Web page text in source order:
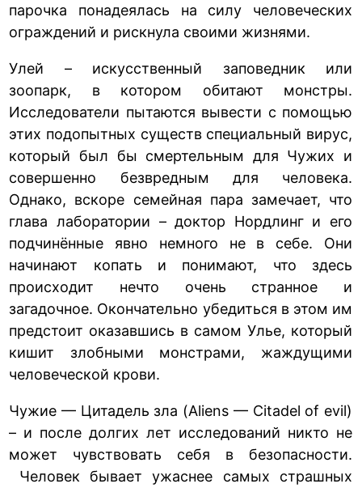
парочка понадеялась на силу человеческих
ограждений и рискнула своими жизнями.
Улей – искусственный заповедник или
зоопарк, в котором обитают монстры.
Исследователи пытаются вывести с помощью
этих подопытных существ специальный вирус,
который был бы смертельным для Чужих и
совершенно безвредным для человека.
Однако, вскоре семейная пара замечает, что
глава лаборатории – доктор Нордлинг и его
подчинённые явно немного не в себе. Они
начинают копать и понимают, что здесь
происходит нечто очень странное и
загадочное. Окончательно убедиться в этом им
предстоит оказавшись в самом Улье, который
кишит злобными монстрами, жаждущими
человеческой крови.
Чужие — Цитадель зла (Aliens — Citadel of evil)
– и после долгих лет исследований никто не
может чувствовать себя в безопасности.
Человек бывает ужаснее самых страшных